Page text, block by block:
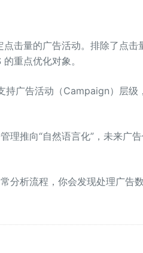
击量的广告活动。排除了点
重点优化对象。
持广告活动（Campaign）层
理推向“自然语言化”，未来广
分析流程，你会发现处理广告